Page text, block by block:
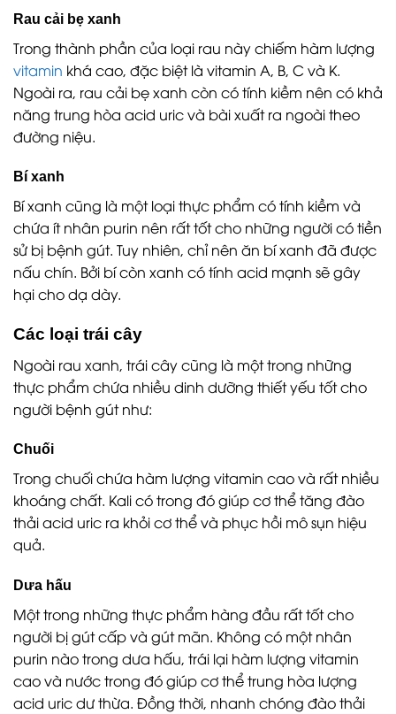
Rau cải bẹ xanh
Trong thành phần của loại rau này chiếm hàm lượng
vitamin khá cao, đặc biệt là vitamin A, B, C và K.
Ngoài ra, rau cải bẹ xanh còn có tính kiềm nên có khả
năng trung hòa acid uric và bài xuất ra ngoài theo
đường niệu.
Bí xanh
Bí xanh cũng là một loại thực phẩm có tính kiềm và
chứa ít nhân purin nên rất tốt cho những người có tiền
sử bị bệnh gút. Tuy nhiên, chỉ nên ăn bí xanh đã được
nấu chín. Bởi bí còn xanh có tính acid mạnh sẽ gây
hại cho dạ dày.
Các loại trái cây
Ngoài rau xanh, trái cây cũng là một trong những
thực phẩm chứa nhiều dinh dưỡng thiết yếu tốt cho
người bệnh gút như:
Chuối
Trong chuối chứa hàm lượng vitamin cao và rất nhiều
khoáng chất. Kali có trong đó giúp cơ thể tăng đào
thải acid uric ra khỏi cơ thể và phục hồi mô sụn hiệu
quả.
Dưa hấu
Một trong những thực phẩm hàng đầu rất tốt cho
người bị gút cấp và gút mãn. Không có một nhân
purin nào trong dưa hấu, trái lại hàm lượng vitamin
cao và nước trong đó giúp cơ thể trung hòa lượng
acid uric dư thừa. Đồng thời, nhanh chóng đào thải